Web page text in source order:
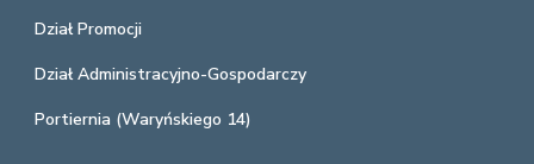
Dział Promocji
Dział Administracyjno-Gospodarczy
Portiernia (Waryńskiego 14)